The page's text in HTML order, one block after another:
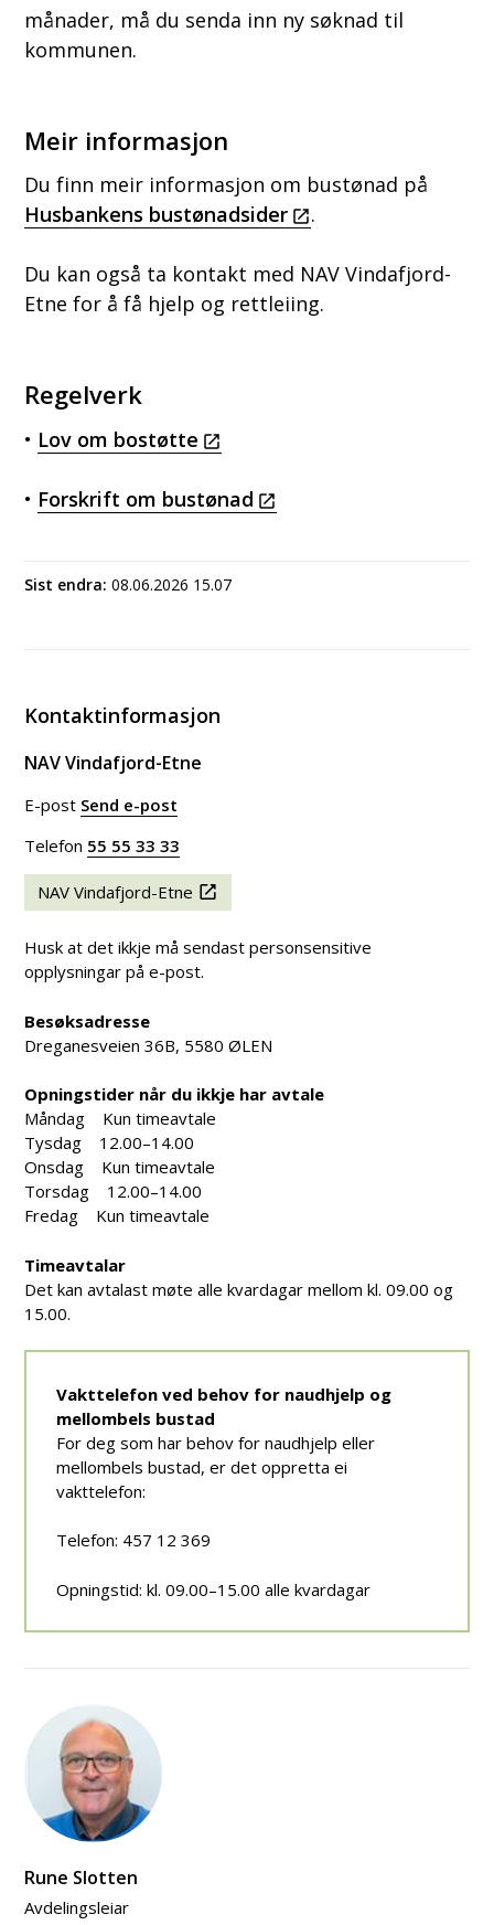
månader, må du senda inn ny søknad til
kommunen.
Meir informasjon
Du finn meir informasjon om bustønad på
Husbankens bustønadsider
.
Du kan også ta kontakt med NAV Vindafjord-
Etne for å få hjelp og rettleiing.
Regelverk
• Lov om bostøtte
• Forskrift om bustønad
Sist endra 08.06.2026 15.07
Kontaktinformasjon
NAV Vindafjord-Etne
E-post Send e-post
Telefon 55 55 33 33
NAV Vindafjord-Etne
Husk at det ikkje må sendast personsensitive
opplysningar på e-post.
Besøksadresse
Dreganesveien 36B, 5580 ØLEN
Opningstider når du ikkje har avtale
Måndag Kun timeavtale
Tysdag 12.00–14.00
Onsdag Kun timeavtale
Torsdag 12.00–14.00
Fredag Kun timeavtale
Timeavtalar
Det kan avtalast møte alle kvardagar mellom kl. 09.00 og
15.00.
Vakttelefon ved behov for naudhjelp og
mellombels bustad
For deg som har behov for naudhjelp eller
mellombels bustad, er det oppretta ei
vakttelefon:
Telefon: 457 12 369
Opningstid: kl. 09.00–15.00 alle kvardagar
Rune Slotten
Avdelingsleiar